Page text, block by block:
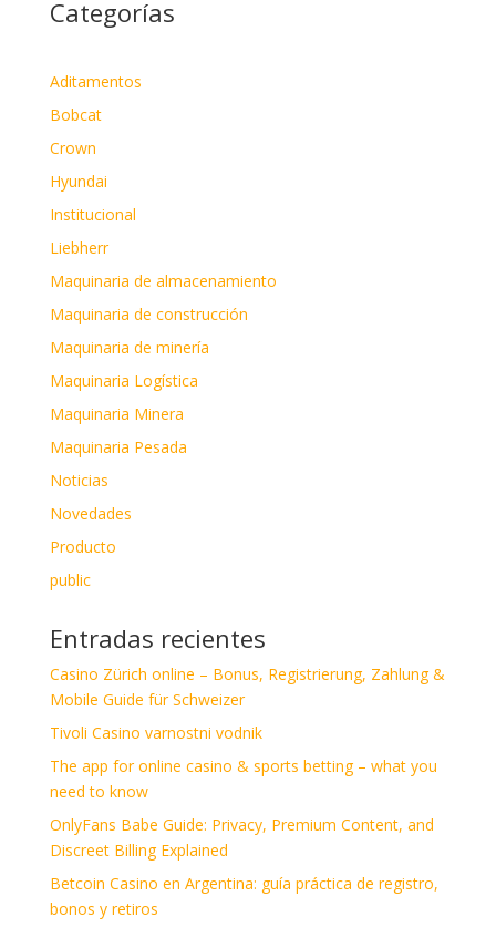
Categorías
Aditamentos
Bobcat
Crown
Hyundai
Institucional
Liebherr
Maquinaria de almacenamiento
Maquinaria de construcción
Maquinaria de minería
Maquinaria Logística
Maquinaria Minera
Maquinaria Pesada
Noticias
Novedades
Producto
public
Entradas recientes
Casino Zürich online – Bonus, Registrierung, Zahlung &
Mobile Guide für Schweizer
Tivoli Casino varnostni vodnik
The app for online casino & sports betting – what you
need to know
OnlyFans Babe Guide: Privacy, Premium Content, and
Discreet Billing Explained
Betcoin Casino en Argentina: guía práctica de registro,
bonos y retiros